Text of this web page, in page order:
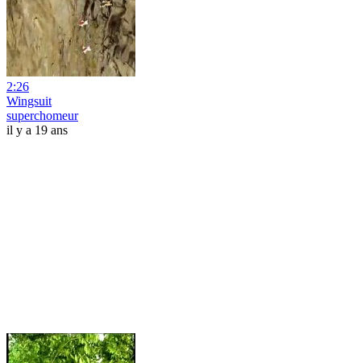
2:26
Wingsuit
superchomeur
il y a 19 ans